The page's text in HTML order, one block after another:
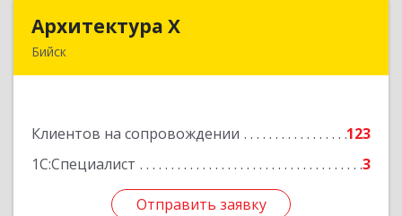
Архитектура Х
Бийск
Клиентов на сопровождении
123
1С:Специалист
3
Отправить заявку
Подробнее
Отправить заявку